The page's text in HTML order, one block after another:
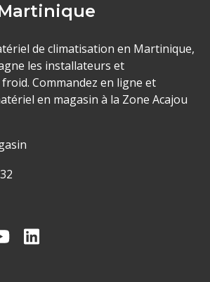
de climatisation en Martinique,
les installateurs et
Commandez en ligne et
en magasin à la Zone Acajou